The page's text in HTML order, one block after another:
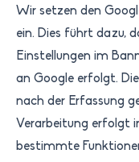
Wir setzen den
ein. Dies führt dazu,
Einstellungen im
an Google erfolgt.
nach der Erfassung
Verarbeitung erfolgt
bestimmte